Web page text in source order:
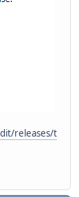
releases/t